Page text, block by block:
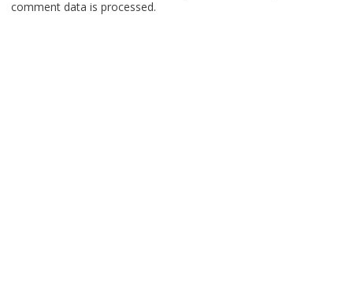
comment data is processed.